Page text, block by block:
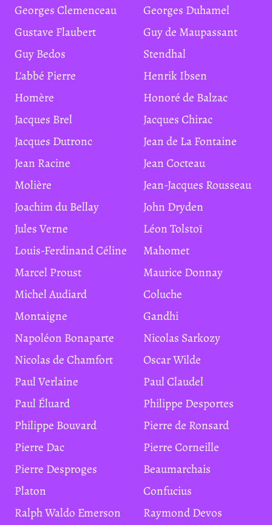
Georges Clemenceau
Georges Duhamel
Gustave Flaubert
Guy de Maupassant
Guy Bedos
Stendhal
L'abbé Pierre
Henrik Ibsen
Homère
Honoré de Balzac
Jacques Brel
Jacques Chirac
Jacques Dutronc
Jean de La Fontaine
Jean Racine
Jean Cocteau
Molière
Jean-Jacques Rousseau
Joachim du Bellay
John Dryden
Jules Verne
Léon Tolstoï
Louis-Ferdinand Céline
Mahomet
Marcel Proust
Maurice Donnay
Michel Audiard
Coluche
Montaigne
Gandhi
Napoléon Bonaparte
Nicolas Sarkozy
Nicolas de Chamfort
Oscar Wilde
Paul Verlaine
Paul Claudel
Paul Éluard
Philippe Desportes
Philippe Bouvard
Pierre de Ronsard
Pierre Dac
Pierre Corneille
Pierre Desproges
Beaumarchais
Platon
Confucius
Ralph Waldo Emerson
Raymond Devos